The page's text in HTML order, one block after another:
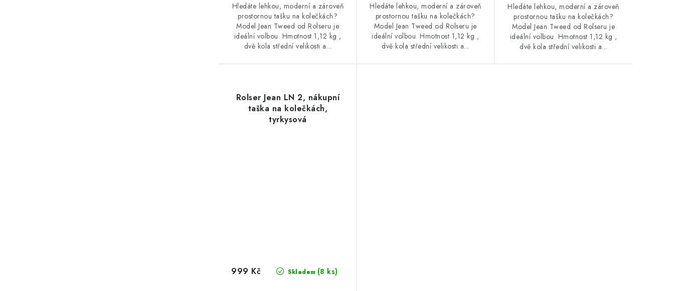
Hledáte lehkou, moderní a zároveň
prostornou tašku na kolečkách?
Model Jean Tweed od Rolseru je
ideální volbou. Hmotnost 1,12 kg ,
dvě kola střední velikosti a...
Hledáte lehkou, moderní a zároveň
prostornou tašku na kolečkách?
Model Jean Tweed od Rolseru je
ideální volbou. Hmotnost 1,12 kg ,
dvě kola střední velikosti a...
Hledáte lehkou, moderní a zároveň
prostornou tašku na kolečkách?
Model Jean Tweed od Rolseru je
ideální volbou. Hmotnost 1,12 kg ,
dvě kola střední velikosti a...
Rolser Jean LN 2, nákupní
taška na kolečkách,
tyrkysová
Skladem (8 ks)
999 Kč